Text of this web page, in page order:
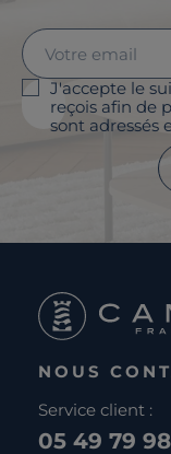
J'accepte le
reçois afin de
sont adressés
NOUS
Service client :
05 49 79